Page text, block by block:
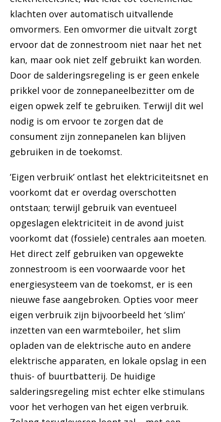
klachten over automatisch uitvallende
omvormers. Een omvormer die uitvalt zorgt
ervoor dat de zonnestroom niet naar het net
kan, maar ook niet zelf gebruikt kan worden.
Door de salderingsregeling is er geen enkele
prikkel voor de zonnepaneelbezitter om de
eigen opwek zelf te gebruiken. Terwijl dit wel
nodig is om ervoor te zorgen dat de
consument zijn zonnepanelen kan blijven
gebruiken in de toekomst.
’Eigen verbruik’ ontlast het elektriciteitsnet en
voorkomt dat er overdag overschotten
ontstaan; terwijl gebruik van eventueel
opgeslagen elektriciteit in de avond juist
voorkomt dat (fossiele) centrales aan moeten.
Het direct zelf gebruiken van opgewekte
zonnestroom is een voorwaarde voor het
energiesysteem van de toekomst, er is een
nieuwe fase aangebroken. Opties voor meer
eigen verbruik zijn bijvoorbeeld het ‘slim’
inzetten van een warmteboiler, het slim
opladen van de elektrische auto en andere
elektrische apparaten, en lokale opslag in een
thuis- of buurtbatterij. De huidige
salderingsregeling mist echter elke stimulans
voor het verhogen van het eigen verbruik.